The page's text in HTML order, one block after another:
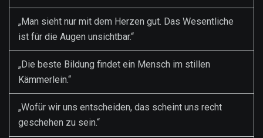
„Man sieht nur mit dem Herzen gut. Das Wesentliche
ist für die Augen unsichtbar.“
„Die beste Bildung findet ein Mensch im stillen
Kämmerlein.“
„Wofür wir uns entscheiden, das scheint uns recht
geschehen zu sein.“